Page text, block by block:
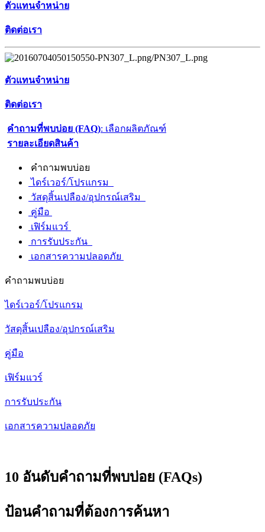
ตัวแทนจำหน่าย
ติดต่อเรา
ตัวแทนจำหน่าย
ติดต่อเรา
คำถามที่พบบ่อย (FAQ): เลือกผลิตภัณฑ์
รายละเอียดสินค้า
คำถามพบบ่อย
ไดร์เวอร์/โปรแกรม
วัสดุสิ้นเปลือง/อุปกรณ์เสริม
คู่มือ
เฟิร์มแวร์
การรับประกัน
เอกสารความปลอดภัย
คำถามพบบ่อย
ไดร์เวอร์/โปรแกรม
วัสดุสิ้นเปลือง/อุปกรณ์เสริม
คู่มือ
เฟิร์มแวร์
การรับประกัน
เอกสารความปลอดภัย
10 อันดับคำถามที่พบบ่อย (FAQs)
ป้อนคำถามที่ต้องการค้นหา